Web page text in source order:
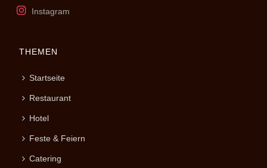
Instagram
THEMEN
Startseite
Restaurant
Hotel
Feste & Feiern
Catering